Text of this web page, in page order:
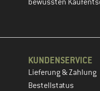
bewussten
KUNDENSERVICE
Lieferung & Zahlung
Bestellstatus